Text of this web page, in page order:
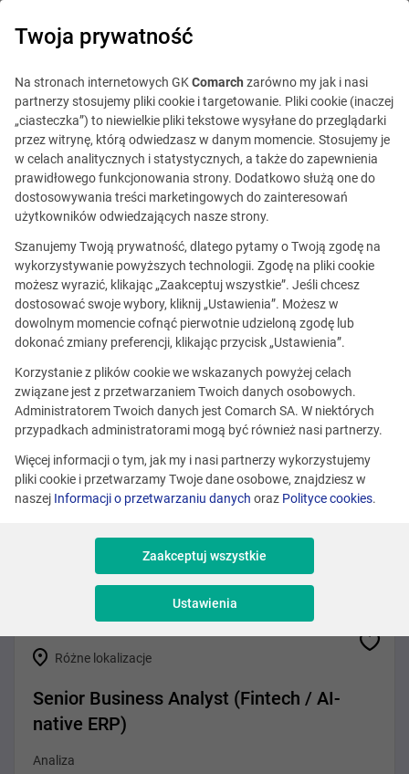
Cloud Product Manager
Ta oferta jest już
nieaktualna.
Zobacz podobne oferty
Kraków
Różne lokalizacje
Senior Business Analyst (Fintech / AI-
native ERP)
Analiza
Twoja prywatność
Na stronach internetowych GKComarch zarówno my jak i nasi
partnerzy stosujemy pliki cookie i targetowanie. Pliki cookie (inaczej
„ciasteczka”) to niewielkie pliki tekstowe wysyłane do przeglądarki
przez witrynę, którą odwiedzasz w danym momencie. Stosujemy je
w celach analitycznych i statystycznych, a także do zapewnienia
prawidłowego funkcjonowania strony. Dodatkowo służą one do
dostosowywania treści marketingowych do zainteresowań
użytkowników odwiedzających nasze strony.
Szanujemy Twoją prywatność, dlatego pytamy o Twoją zgodę na
wykorzystywanie powyższych technologii. Zgodę na pliki cookie
możesz wyrazić, klikając „Zaakceptuj wszystkie”. Jeśli chcesz
dostosować swoje wybory, kliknij „Ustawienia”. Możesz w
dowolnym momencie cofnąć pierwotnie udzieloną zgodę lub
dokonać zmiany preferencji, klikając przycisk „Ustawienia”.
Korzystanie z plików cookie we wskazanych powyżej celach
związane jest z przetwarzaniem Twoich danych osobowych.
Administratorem Twoich danych jest Comarch SA. W niektórych
przypadkach administratorami mogą być również nasi partnerzy.
Więcej informacji o tym, jak my i nasi partnerzy wykorzystujemy
pliki cookie i przetwarzamy Twoje dane osobowe, znajdziesz w
naszej Informacji o przetwarzaniu danych oraz Polityce cookies.
Zaakceptuj wszystkie
Ustawienia